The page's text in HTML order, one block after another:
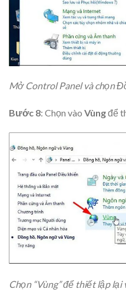
Mở Control Panel và chọn
Bước 8: Chọn vào Vùngđể
Chọn “Vùng” để thiết lập lại